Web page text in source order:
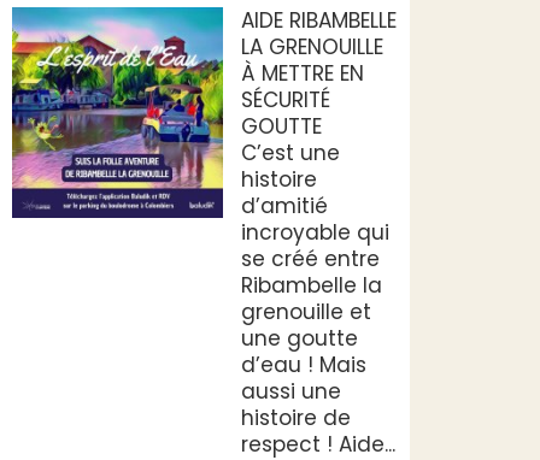
AIDE RIBAMBELLE
LA GRENOUILLE
À METTRE EN
SÉCURITÉ
GOUTTE
C’est une
histoire
d’amitié
incroyable qui
se créé entre
Ribambelle la
grenouille et
une goutte
d’eau ! Mais
aussi une
histoire de
respect ! Aide...